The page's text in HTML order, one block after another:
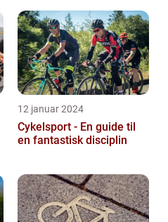
12 januar 2024
Cykelsport - En guide til
en fantastisk disciplin